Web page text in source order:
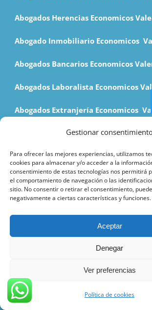
Gestionar
Para ofrecer las mejores experiencias, utilizamos
cookies para almacenar y/o acceder a la
consentimiento de estas tecnologías nos permitirá
el comportamiento de navegación o las
sitio. No consentir o retirar el consentimiento,
negativamente a ciertas características y funciones.
Aceptar
Denegar
Ver preferencias
Política de cookies
Abogados Herencias Economicos
Abogado Inmobiliario Economicos
Abogados Bancarios Economicos
Abogados Laboralista Economicos
Abogados Extranjería Economicos
Abogados Civil Económicos Sevilla
Abogados Penalistas Economicos
Abogados Divorcios Economicos
Abogados Herencias Economicos
Abogado Inmobiliario Economicos
Abogados Bancarios Economicos
Abogados Laboralista Economicos